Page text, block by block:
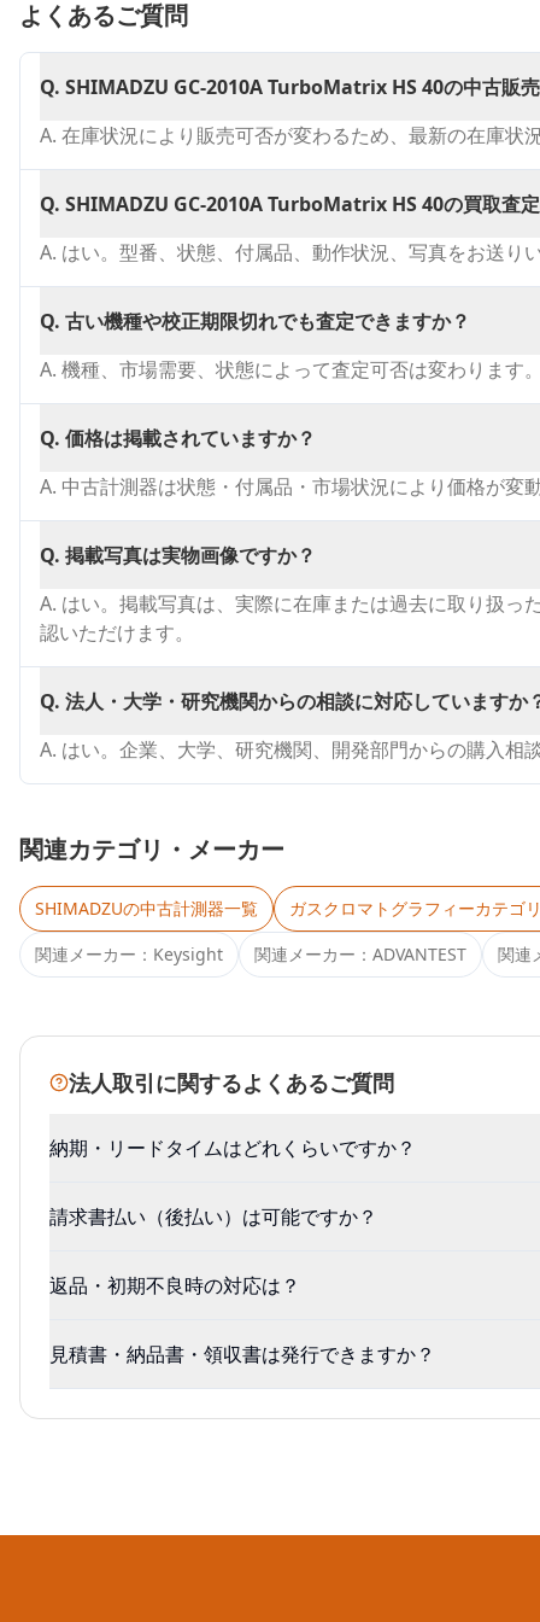
よくあるご質問
Q. SHIMADZU GC-2010A TurboMatrix HS 40の中古販
A. 在庫状況により販売可否が変わるため、最新の在庫状
Q. SHIMADZU GC-2010A TurboMatrix HS 40の買取査
A. はい。型番、状態、付属品、動作状況、写真をお送
Q. 古い機種や校正期限切れでも査定できますか？
A. 機種、市場需要、状態によって査定可否は変わります
Q. 価格は掲載されていますか？
A. 中古計測器は状態・付属品・市場状況により価格が変
Q. 掲載写真は実物画像ですか？
A. はい。掲載写真は、実際に在庫または過去に取り扱
認いただけます。
Q. 法人・大学・研究機関からの相談に対応していますか
A. はい。企業、大学、研究機関、開発部門からの購入
関連カテゴリ・メーカー
SHIMADZUの中古計測器一覧 ガスクロマトグラフィーカテゴ
関連メーカー： Keysight 関連メーカー： ADVANTEST 関連
法人取引に関するよくあるご質問
納期・リードタイムはどれくらいですか？
請求書払い（後払い）は可能ですか？
返品・初期不良時の対応は？
見積書・納品書・領収書は発行できますか？